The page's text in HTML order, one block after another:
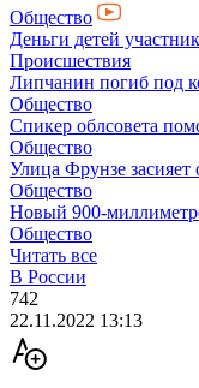
Общество
Деньги детей
Происшествия
Липчанин погиб под
Общество
Спикер облсовета
Общество
Улица Фрунзе засияет
Общество
Новый 900-
Общество
Читать все
В России
742
22.11.2022 13:13